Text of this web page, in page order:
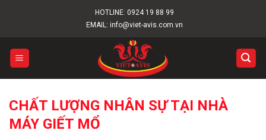
HOTLINE: 0924 19 88 99
EMAIL: info@viet-avis.com.vn
CHẤT LƯỢNG NHÂN SỰ TẠI NHÀ
MÁY GIẾT MỔ